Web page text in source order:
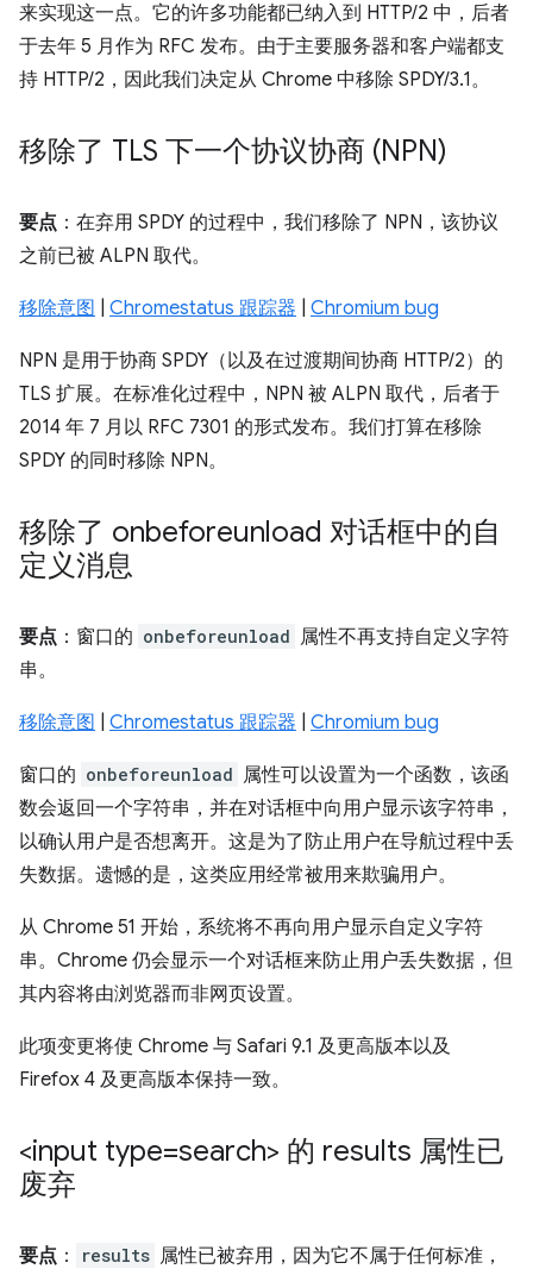
来实现这一点。它的许多功能都已纳入到 HTTP/2 中，后者
于去年 5 月作为 RFC 发布。由于主要服务器和客户端都支
持 HTTP/2，因此我们决定从 Chrome 中移除 SPDY/3.1。
移除了 TLS 下一个协议协商 (NPN)
要点 ：在弃用 SPDY 的过程中，我们移除了 NPN，该协议
之前已被 ALPN 取代。
移除意图 Chromestatus 跟踪器 Chromium bug
NPN 是用于协商 SPDY（以及在过渡期间协商 HTTP/2）的
TLS 扩展。在标准化过程中，NPN 被 ALPN 取代，后者于
2014 年 7 月以 RFC 7301 的形式发布。我们打算在移除
SPDY 的同时移除 NPN。
移除了 onbeforeunload 对话框中的自
定义消息
要点 ：窗口的 onbeforeunload 属性不再支持自定义字符
串。
移除意图 Chromestatus 跟踪器 Chromium bug
窗口的 onbeforeunload 属性可以设置为一个函数，该函
数会返回一个字符串，并在对话框中向用户显示该字符串，
以确认用户是否想离开。这是为了防止用户在导航过程中丢
失数据。遗憾的是，这类应用经常被用来欺骗用户。
从 Chrome 51 开始，系统将不再向用户显示自定义字符
串。Chrome 仍会显示一个对话框来防止用户丢失数据，但
其内容将由浏览器而非网页设置。
此项变更将使 Chrome 与 Safari 9.1 及更高版本以及
Firefox 4 及更高版本保持一致。
<input type=search> 的 results 属性已
废弃
要点 ： results 属性已被弃用，因为它不属于任何标准，